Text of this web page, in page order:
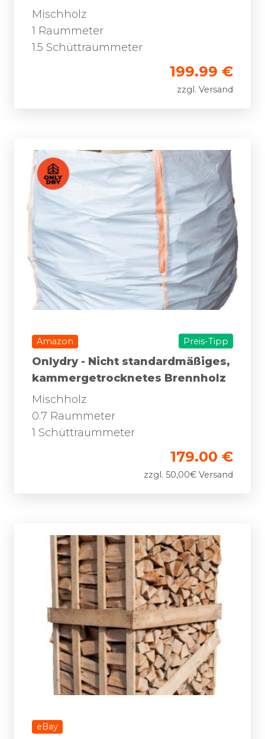
Mischholz
1 Raummeter
1.5 Schüttraummeter
199.99 €
zzgl. Versand
Amazon Preis-Tipp
Onlydry - Nicht standardmäßiges,
kammergetrocknetes Brennholz
Mischholz
0.7 Raummeter
1 Schüttraummeter
179.00 €
zzgl. 50,00€ Versand
eBay